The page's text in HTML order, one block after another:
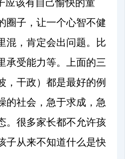
应该有自己愉快的童
圈子，让一个心智不健
混，肯定会出问题。比
承受能力等。上面的三
，干政）都是最好的例
的社会，急于求成，急
。很多家长都不允许孩
子从来不知道什么是快